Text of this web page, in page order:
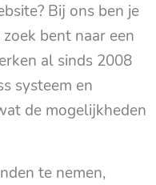
Bij ons ben je
bent naar een
al sinds 2008
systeem en
de mogelijkheden
te nemen,